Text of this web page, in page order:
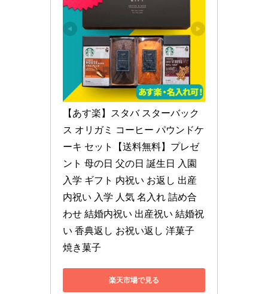
【あす楽】スタバ スターバック
ス オリガミ コーヒー パウンドケ
ーキ セット【送料無料】プレゼ
ント 母の日 父の日 誕生日 入園
入学 ギフト 内祝い お返し 出産
内祝い 入学 人気 名入れ 詰め合
わせ 結婚内祝い 出産祝い 結婚祝
い 香典返し お祝い返し 洋菓子
焼き菓子
楽天市場で見る